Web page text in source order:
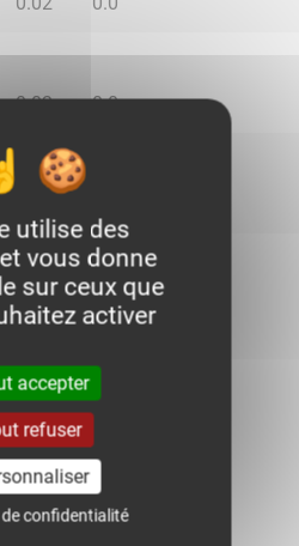
0.02 0.0
le 8 août 2026 à 12h
heure par heure
utilise des
vous donne
sur ceux que
activer
accepter
refuser
confidentialité